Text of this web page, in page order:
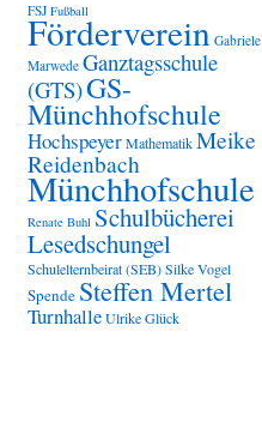
FSJ Fußball
Förderverein Gabriele
Marwede Ganztagsschule
(GTS)GS-
Münchhofschule
HochspeyerMathematikMeike
Reidenbach
Münchhofschule
Renate Buhl Schulbücherei
Lesedschungel
Schulelternbeirat (SEB)Silke Vogel
Spende Steffen Mertel
TurnhalleUlrike Glück